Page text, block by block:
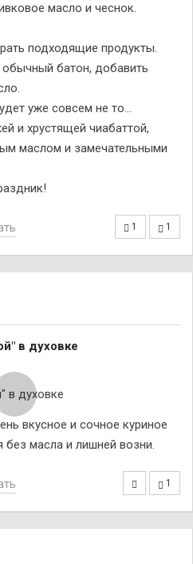
масло и чеснок.
подходящие продукты.
батон, добавить
уже совсем не то…
и хрустящей чиабаттой,
маслом и замечательными
1 1
в духовке
вкусное и сочное куриное
без масла и лишней возни.
1